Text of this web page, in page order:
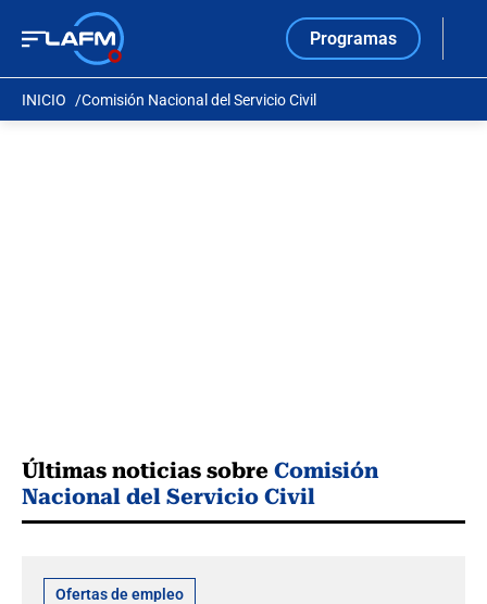
Programas
INICIO Comisión Nacional del Servicio Civil
Últimas noticias sobre Comisión
Nacional del Servicio Civil
Ofertas de empleo